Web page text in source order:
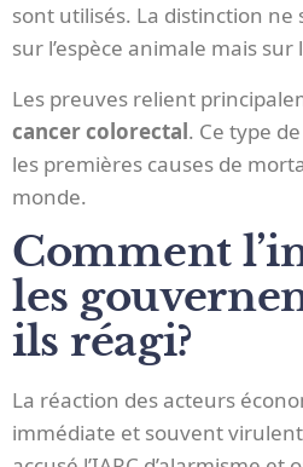
sont utilisés. La distinction
sur l’espèce animale mais
Les preuves relient
cancer colorectal. Ce type
les premières causes de
monde.
Comment
les
ils réagi?
La réaction des acteurs
immédiate et souvent